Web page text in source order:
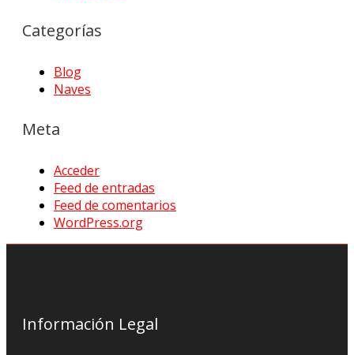
Categorías
Blog
Naves
Meta
Acceder
Feed de entradas
Feed de comentarios
WordPress.org
Información Legal